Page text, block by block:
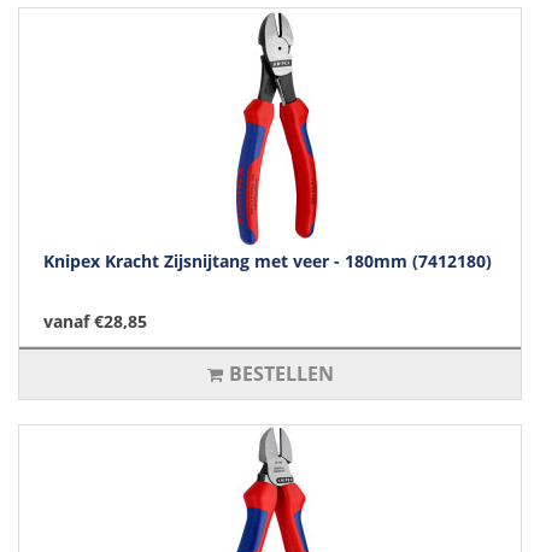
Knipex Kracht Zijsnijtang met veer - 180mm (7412180)
vanaf €28,85
BESTELLEN